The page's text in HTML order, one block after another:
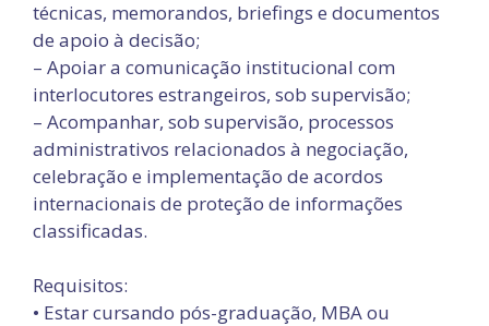
técnicas, memorandos, briefings e documentos
de apoio à decisão;
– Apoiar a comunicação institucional com
interlocutores estrangeiros, sob supervisão;
– Acompanhar, sob supervisão, processos
administrativos relacionados à negociação,
celebração e implementação de acordos
internacionais de proteção de informações
classificadas.
Requisitos:
• Estar cursando pós-graduação, MBA ou